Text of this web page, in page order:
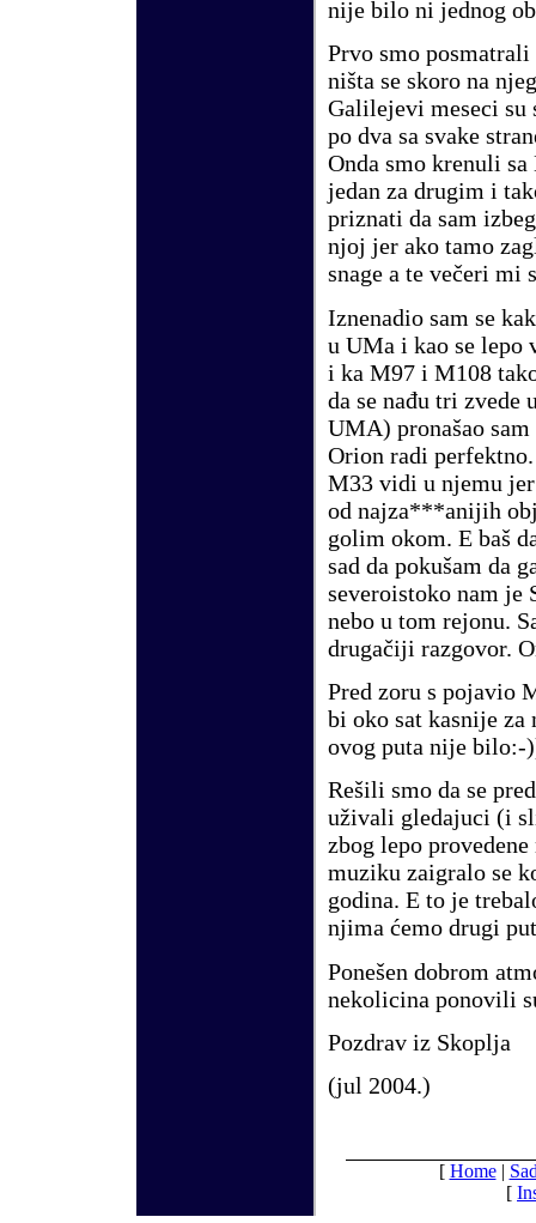
nije bilo ni jednog
Prvo smo posmatrali
ništa se skoro na
Galilejevi meseci su
po dva sa svake
Onda smo krenuli sa
jedan za drugim i
priznati da sam
njoj jer ako tamo
snage a te večeri mi
Iznenadio sam se
u UMa i kao se lepo
i ka M97 i M108
da se nađu tri
UMA) pronašao
Orion radi
M33 vidi u njemu
od najza***anijih
golim okom. E baš
sad da pokušam da
severoistoko nam je
nebo u tom rejonu.
drugačiji razgovor.
Pred zoru s pojavio
bi oko sat kasnije
ovog puta nije bilo:-
Rešili smo da se
uživali gledajuci (i
zbog lepo provedene
muziku zaigralo se
godina. E to je
njima ćemo drugi
Ponešen dobrom
nekolicina ponovili
Pozdrav iz Skoplja
(jul 2004.)
[ Home|
[